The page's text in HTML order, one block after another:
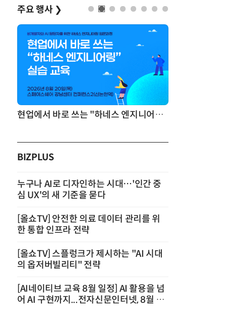
주요 행사 ❯
현업에서 바로 쓰는 "하네스 엔지니어링" 실습 교육
BIZPLUS
누구나 AI로 디자인하는 시대…'인간 중
심 UX'의 새 기준을 묻다
[올쇼TV] 안전한 의료 데이터 관리를 위
한 통합 인프라 전략
[올쇼TV] 스플렁크가 제시하는 "AI 시대
의 옵저버빌리티" 전략
[AI네이티브 교육 8월 일정] AI 활용을 넘
어 AI 구현까지...전자신문인터넷, 8월 실